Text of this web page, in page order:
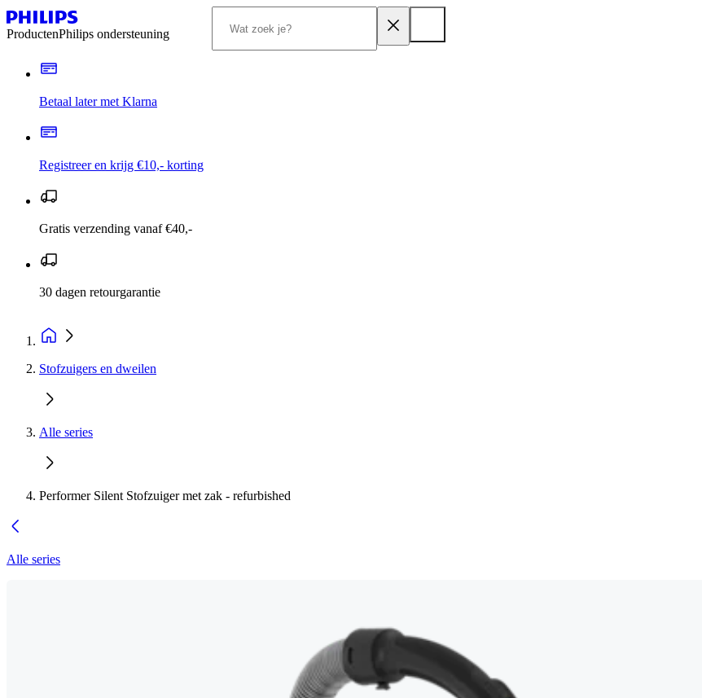
ProductenPhilips ondersteuning
Betaal later met Klarna
Registreer en krijg €10,- korting
Gratis verzending vanaf €40,-
30 dagen retourgarantie
Stofzuigers en dweilen
Alle series
Performer Silent Stofzuiger met zak - refurbished
Alle series